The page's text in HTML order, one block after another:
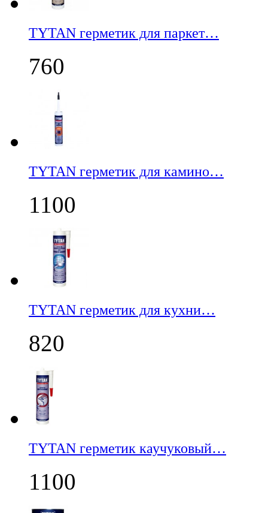
TYTAN герметик для паркет…
760
TYTAN герметик для камино…
1100
TYTAN герметик для кухни…
820
TYTAN герметик каучуковый…
1100